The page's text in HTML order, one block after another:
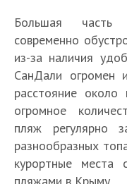
Большая часть
современно
из-за наличия
СанДали огромен
расстояние
огромное
пляж регулярно
разнообразных
курортные